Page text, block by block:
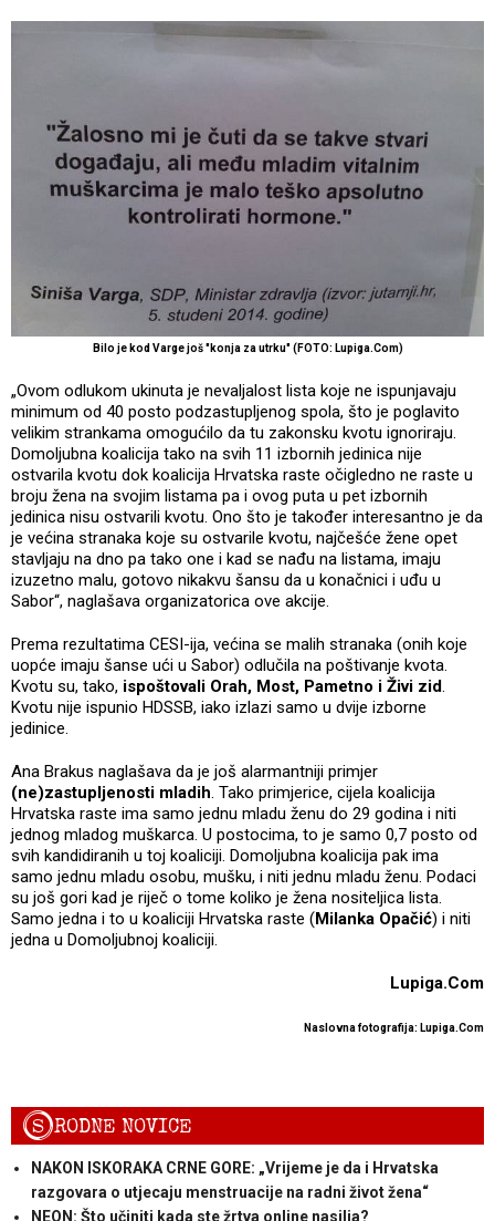
Bilo je kod Varge još "konja za utrku" (FOTO: Lupiga.Com)
„Ovom odlukom ukinuta je nevaljalost lista koje ne ispunjavaju
minimum od 40 posto podzastupljenog spola, što je poglavito
velikim strankama omogućilo da tu zakonsku kvotu ignoriraju.
Domoljubna koalicija tako na svih 11 izbornih jedinica nije
ostvarila kvotu dok koalicija Hrvatska raste očigledno ne raste u
broju žena na svojim listama pa i ovog puta u pet izbornih
jedinica nisu ostvarili kvotu. Ono što je također interesantno je da
je većina stranaka koje su ostvarile kvotu, najčešće žene opet
stavljaju na dno pa tako one i kad se nađu na listama, imaju
izuzetno malu, gotovo nikakvu šansu da u konačnici i uđu u
Sabor“, naglašava organizatorica ove akcije.
Prema rezultatima CESI-ija, većina se malih stranaka (onih koje
uopće imaju šanse ući u Sabor) odlučila na poštivanje kvota.
Kvotu su, tako, ispoštovali Orah, Most, Pametno i Živi zid.
Kvotu nije ispunio HDSSB, iako izlazi samo u dvije izborne
jedinice.
Ana Brakus naglašava da je još alarmantniji primjer
(ne)zastupljenosti mladih. Tako primjerice, cijela koalicija
Hrvatska raste ima samo jednu mladu ženu do 29 godina i niti
jednog mladog muškarca. U postocima, to je samo 0,7 posto od
svih kandidiranih u toj koaliciji. Domoljubna koalicija pak ima
samo jednu mladu osobu, mušku, i niti jednu mladu ženu. Podaci
su još gori kad je riječ o tome koliko je žena nositeljica lista.
Samo jedna i to u koaliciji Hrvatska raste (Milanka Opačić) i niti
jedna u Domoljubnoj koaliciji.
Lupiga.Com
Naslovna fotografija: Lupiga.Com
SRODNE NOVICE
NAKON ISKORAKA CRNE GORE: „Vrijeme je da i Hrvatska
razgovara o utjecaju menstruacije na radni život žena“
NEON: Što učiniti kada ste žrtva online nasilja?